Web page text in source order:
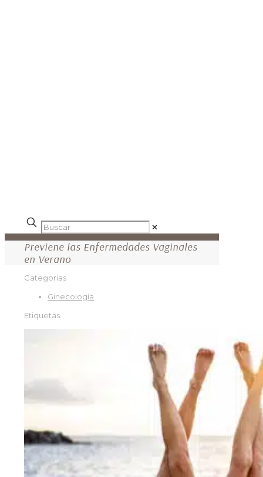
✕
Previene las Enfermedades Vaginales
en Verano
Categorías
Ginecología
Etiquetas